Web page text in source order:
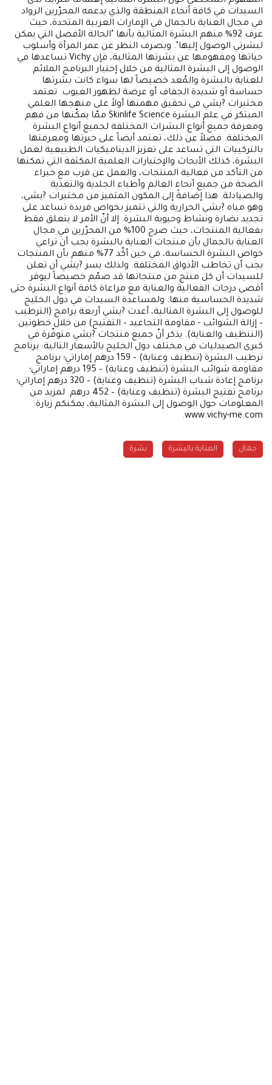
السيدات في كافة أنحاء المنطقة والذي يدعمه المحرّرين الرواد
في مجال العناية بالجمال في الإمارات العربية المتحدة، حيث
عرف 92% منهم البشرة المثالية بأنها "الحالة الأفضل التي يمكن
لبشرتي الوصول إليها". وبصرف النظر عن عمر المرأة وأسلوب
حياتها ومفهومها عن بشرتها المثالية، فإن Vichy تساعدها في
الوصول إلى البشرة المثالية من خلال إختيار البرنامج الملائم
للعناية بالبشرة والمُعد خصيصاً لها سواء كانت بشرتها
حساسة أو شديدة الجفاف أو عرضة لظهور العيوب. تعتمد
مختبرات ?يشي في تحقيق مهمتها أولاً على منهجها العلمي
المبتكر في علم البشرة Skinlife Science ممّا يمكّنها من فهم
ومعرفة جميع أنواع البشرات المختلفة لجميع أنواع البشرة
المختلفة. فضلاً عن ذلك، تعتمد أيضاً على خبرتها ومعرفتها
بالتركيبات التي تساعد على تعزيز الديناميكيات الطبيعية لعمل
البشرة، كذلك الأبحاث والإختبارات العلمية المكثفة التي تمكنها
من التأكد من فعالية المنتجات، والعمل عن قرب مع خبراء
الصحة من جميع أنحاء العالم وأطباء الجلدية والتغذية
والصيادلة. هذا إضافةً إلى المكون المتميز من مختبرات ?يشي،
وهو مياه ?يشي الحرارية والتي تتميز بخواص فريدة تساعد على
تجديد نضارة ونشاط وحيوية البشرة. إلا أنّ الأمر لا يتعلق فقط
بفعالية المنتجات، حيث صرح 100% من المحرّرين في مجال
العناية بالجمال بأن منتجات العناية بالبشرة يجب أن تراعي
خواص البشرة الحساسة، في حين أكّد 77% منهم بأن المنتجات
يجب أن تخاطب الأذواق المختلفة. ولذلك يسر ?يشي أن تعلن
للسيدات أن كل منتج من منتجاتها قد صمّم خصيصاً ليوفر
أقصى درجات الفعالية والعناية مع مراعاة كافة أنواع البشرة حتى
شديدة الحساسية منها. ولمساعدة السيدات في دول الخليج
للوصول إلى البشرة المثالية، أعدت ?يشي أربعة برامج (الترطيب
– إزالة الشوائب - مقاومة التجاعيد – التفتيح) من خلال خطوتين
(التنظيف والعناية). يذكر أنّ جميع منتجات ?يشي متوفّرة في
كبرى الصيدليات في مختلف دول الخليج بالأسعار التالية: برنامج
ترطيب البشرة (تنظيف وعناية) – 159 درهم إماراتي؛ برنامج
مقاومة شوائب البشرة (تنظيف وعناية) – 195 درهم إماراتي؛
برنامج إعادة شباب البشرة (تنظيف وعناية) – 320 درهم إماراتي؛
برنامج تفتيح البشرة (تنظيف وعناية) – 452 درهم. لمزيد من
المعلومات حول الوصول إلى البشرة المثالية، يمكنكم زيارة:
www.vichy-me.com.
جمال العناية بالبشرة بشرة